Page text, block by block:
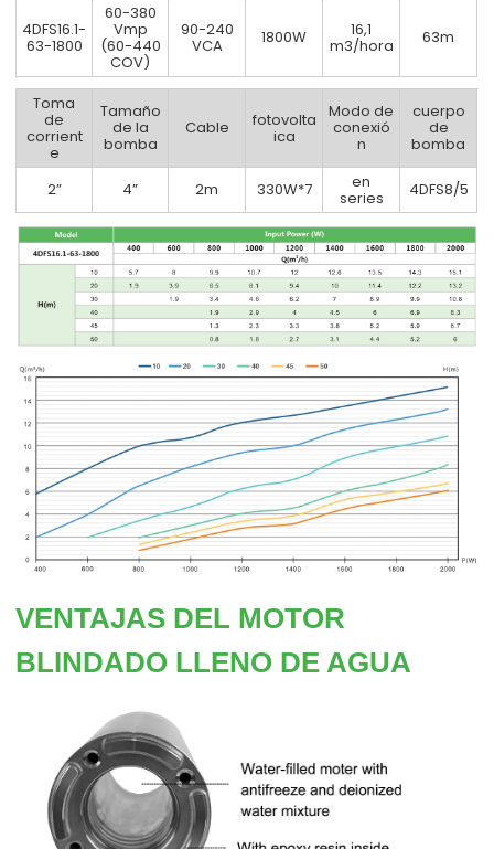
4DFS16.1-
63-1800
60-380
Vmp
(60-440
COV)
90-240
VCA 1800W 16,1
m3/hora 63m
Toma
de
corrient
e
Tamaño
de la
bomba
Cable fotovolta
ica
Modo de
conexió
n
cuerpo
de
bomba
2” 4” 2m 330W*7 en
series 4DFS8/5
VENTAJAS DEL MOTOR
BLINDADO LLENO DE AGUA